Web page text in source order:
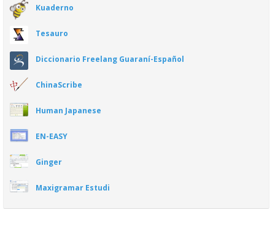
Kuaderno
Tesauro
Diccionario Freelang Guaraní-Español
ChinaScribe
Human Japanese
EN-EASY
Ginger
Maxigramar Estudi